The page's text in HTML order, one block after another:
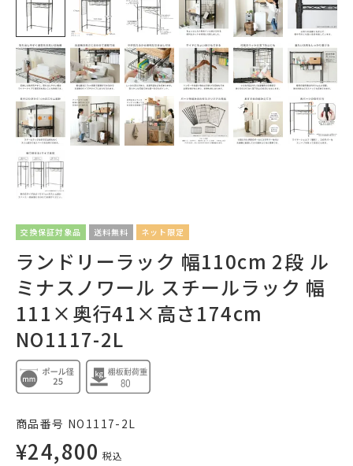
交換保証対象品 送料無料 ネット限定
ランドリーラック 幅110cm 2段 ル
ミナスノワール スチールラック 幅
111×奥行41×高さ174cm
NO1117-2L
商品番号 NO1117-2L
¥24,800 税込